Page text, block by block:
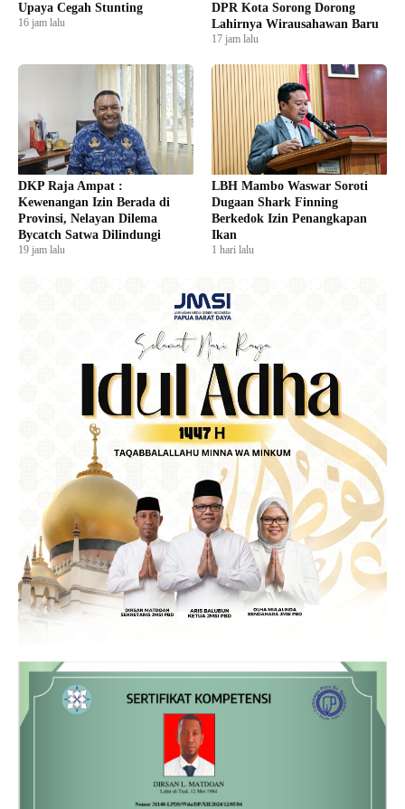
Upaya Cegah Stunting
16 jam lalu
DPR Kota Sorong Dorong
Lahirnya Wirausahawan Baru
17 jam lalu
DKP Raja Ampat :
Kewenangan Izin Berada di
Provinsi, Nelayan Dilema
Bycatch Satwa Dilindungi
19 jam lalu
LBH Mambo Waswar Soroti
Dugaan Shark Finning
Berkedok Izin Penangkapan
Ikan
1 hari lalu